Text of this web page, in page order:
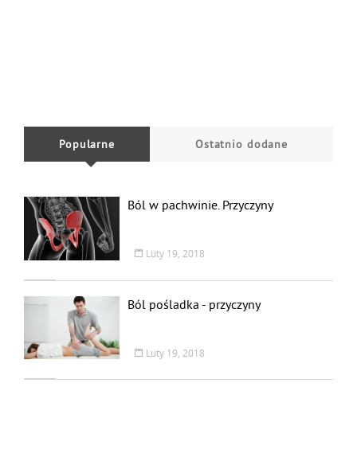
Popularne Ostatnio dodane
Ból w pachwinie. Przyczyny
Luty 19, 2018
Ból pośladka - przyczyny
Luty 19, 2018